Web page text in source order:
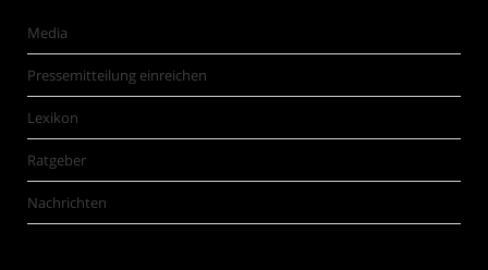
Media
Pressemitteilung einreichen
Lexikon
Ratgeber
Nachrichten